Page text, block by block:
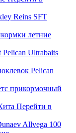
Reins SFT
летние
Pelican Ultrabaits
Pelican
прикормочный
Перейти в
Allvega 100